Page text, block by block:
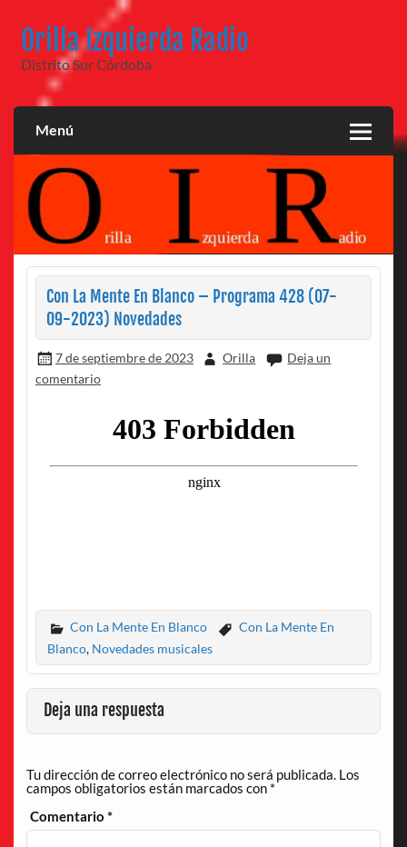
contenido
Orilla Izquierda Radio
Distrito Sur Córdoba
Menú
Con La Mente En Blanco – Programa 428 (07-
09-2023) Novedades
7 de septiembre de 2023 Orilla
Deja un
comentario
Con La Mente En Blanco
Con La Mente En
Blanco, Novedades musicales
Deja una respuesta
Tu dirección de correo electrónico no será publicada. Los
campos obligatorios están marcados con *
Comentario*